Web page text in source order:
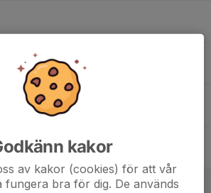
kakor
av kakor (cookies) för att vår
fungera bra för dig. De används